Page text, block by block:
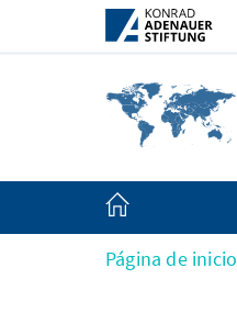
Saltar al contenido principal
Página de inicio